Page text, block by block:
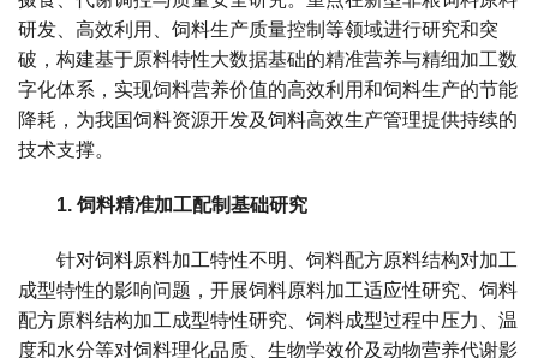
创
新
团
队
平
台
研发、高效利用、饲料生产质量控制等领域进行研究和突
破，构建基于原料特性大数据基础的精准营养与精细加工数
字化体系，实现饲料营养价值的高效利用和饲料生产的节能
降耗，为我国饲料资源开发及饲料高效生产管理提供持续的
技术支撑。
1. 饲料精准加工配制基础研究
针对饲料原料加工特性不明、饲料配方原料结构对加工
成型特性的影响问题，开展饲料原料加工适应性研究、饲料
配方原料结构加工成型特性研究、饲料成型过程中压力、温
度和水分等对饲料理化品质、生物学效价及动物营养代谢影